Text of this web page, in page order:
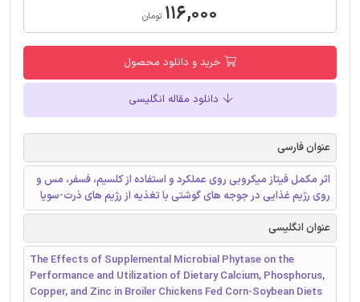
۱۱۶,۰۰۰ تومان
خرید و دانلود محصول
دانلود مقاله انگلیسی
عنوان فارسی
اثر مکمل فیتاز میکروبی روی عملکرد و استفاده از کلسیم، فسفر، مس و
روی رژیم غذایی در جوجه های گوشتی با تغذیه از رژیم های ذرت-سویا
عنوان انگلیسی
The Effects of Supplemental Microbial Phytase on the
Performance and Utilization of Dietary Calcium, Phosphorus,
Copper, and Zinc in Broiler Chickens Fed Corn-Soybean Diets